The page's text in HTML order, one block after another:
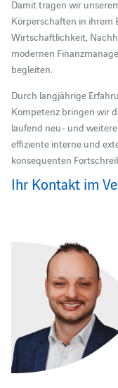
Damit tragen wir
Körperschaften in ihrem
Wirtschaftlichkeit,
modernen
begleiten.
Durch langjährige
Kompetenz bringen wir
laufend neu- und
effiziente interne und
konsequenten
Ihr Kontakt im